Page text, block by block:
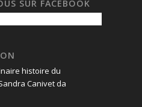
SUR FACEBOOK